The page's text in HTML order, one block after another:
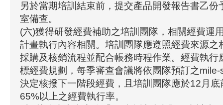
另於當期培訓結束前，提交產品開發報告書乙份
室備查。
(六)獲得研發經費補助之培訓團隊，相關經費運
計畫執行內容相關。培訓團隊應遵照經費來源之
採購及核銷流程並配合帳務時程作業。經費執行
標經費規劃，每季審查會議將依團隊預訂之
決定核撥下一階段經費，且培訓團隊應於12月
65%以上之經費執行率。